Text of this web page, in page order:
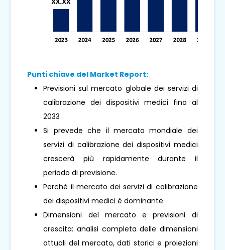
Punti chiave del Market Report:
Previsioni sul mercato globale dei servizi di
calibrazione dei dispositivi medici fino al
2033
Si prevede che il mercato mondiale dei
servizi di calibrazione dei dispositivi medici
crescerà più rapidamente durante il
periodo di previsione.
Perché il mercato dei servizi di calibrazione
dei dispositivi medici è dominante
Dimensioni del mercato e previsioni di
crescita: analisi completa delle dimensioni
attuali del mercato, dati storici e proiezioni